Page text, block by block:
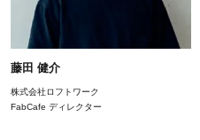
藤田 健介
株式会社ロフトワーク
FabCafe ディレクター